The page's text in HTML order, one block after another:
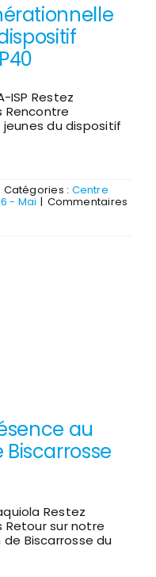
ISP Restez
Rencontre
du dispositif
Catégories : Centre
- Mai | Commentaires
au
Restez
sur notre
Biscarrosse du